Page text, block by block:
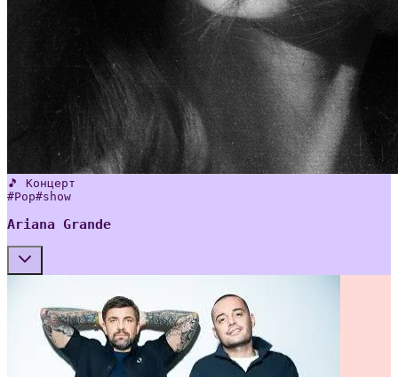
🎵 Концерт
#Pop#show
Ariana Grande